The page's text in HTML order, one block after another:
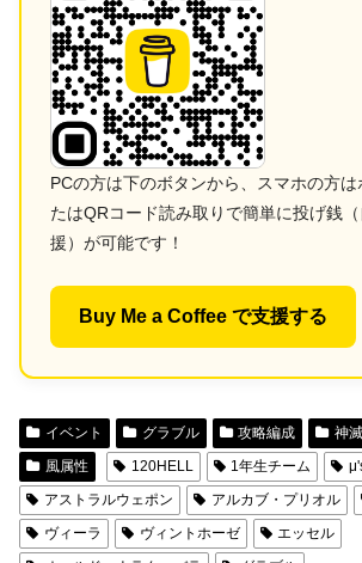
PCの方は下のボタンから、スマホの方は
たはQRコード読み取りで簡単に投げ銭
援）が可能です！
Buy Me a Coffee で支援する
イベント グラブル 攻略編成
神
風属性
120HELL 1年生チーム
アストラルウェポン
アルカブ・プリオル
ヴィーラ
ヴィントホーゼ
エッセル